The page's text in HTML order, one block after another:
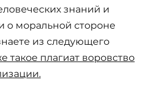
знаний и
о моральной стороне
из следующего
такое плагиат воровство